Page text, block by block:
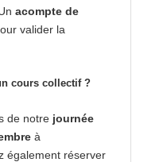
acompte de
valider la
cours collectif ?
de notre journée
à
également réserver